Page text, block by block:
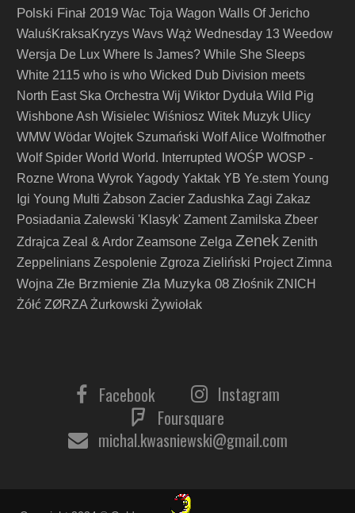
Polski Finał 2019 Wac Toja Wagon Walls Of Jericho
WaluśKraksaKryzys Wavs Wąż Wednesday 13 Weedow
Wersja De Lux Where Is James? While She Sleeps
White 2115 who is who Wicked Dub Division meets
North East Ska Orchestra Wij Wiktor Dyduła Wild Pig
Wishbone Ash Wisielec Wiśniosz Witek Muzyk Ulicy
WMW Wödar Wojtek Szumański Wolf Alice Wolfmother
Wolf Spider World World. Interrupted WOŚP WOSP -
Rozne Wrona Wyrok Yagody Yaktak YB Ye.stem Young
Igi Young Multi Żabson Zacier Zadushka Zagi Zakaz
Posiadania Zalewski 'Klasyk' Zament Zamilska Zbeer
Zdrajca Zeal & Ardor Zeamsone Zelga Zenek Zenith
Zeppelinians Zespolenie Zgroza Zieliński Project Zimna
Wojna Złe Brzmienie Zła Muzyka 08 Złośnik ZNICH
Żółć ZØRZA Żurkowski Żywiołak
Facebook
Instagram
Foursquare
michal.kwasniewski@gmail.com